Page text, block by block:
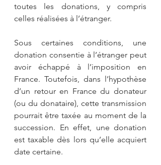
toutes les donations, y compris
celles réalisées à l’étranger.
Sous certaines conditions, une
donation consentie à l’étranger peut
avoir échappé à l’imposition en
France. Toutefois, dans l’hypothèse
d’un retour en France du donateur
(ou du donataire), cette transmission
pourrait être taxée au moment de la
succession. En effet, une donation
est taxable dès lors qu’elle acquiert
date certaine.